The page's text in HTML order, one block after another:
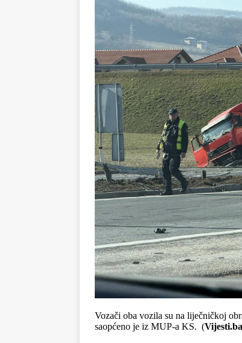
Vozači oba vozila su na liječničkoj
saopćeno je iz MUP-a KS. (Vijesti.ba